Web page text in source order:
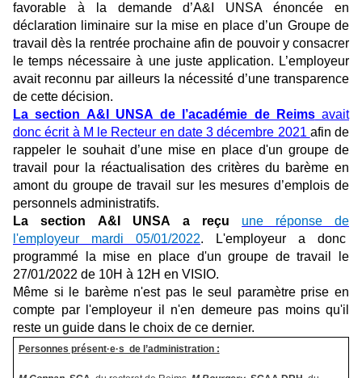
favorable à la demande d’A&I UNSA énoncée en
déclaration liminaire sur la mise en place d’un Groupe de
travail dès la rentrée prochaine afin de pouvoir y consacrer
le temps nécessaire à une juste application. L’employeur
avait reconnu par ailleurs la nécessité d’une transparence
de cette décision.
La section A&I UNSA de l’académie de Reimsavait
donc écrit à M le Recteur en date 3 décembre 2021 afin de
rappeler le souhait d’une mise en place d'un groupe de
travail pour la réactualisation des critères du barème en
amont du groupe de travail sur les mesures d’emplois de
personnels administratifs.
La section A&I UNSA a reçu une réponse de
l'employeur mardi 05/01/2022. L'employeur a donc
programmé la mise en place d'un groupe de travail le
27/01/2022 de 10H à 12H en VISIO.
Même si le barème n'est pas le seul paramètre prise en
compte par l'employeur il n'en demeure pas moins qu'il
reste un guide dans le choix de ce dernier.
Personnes présent·e·s de l’administration :